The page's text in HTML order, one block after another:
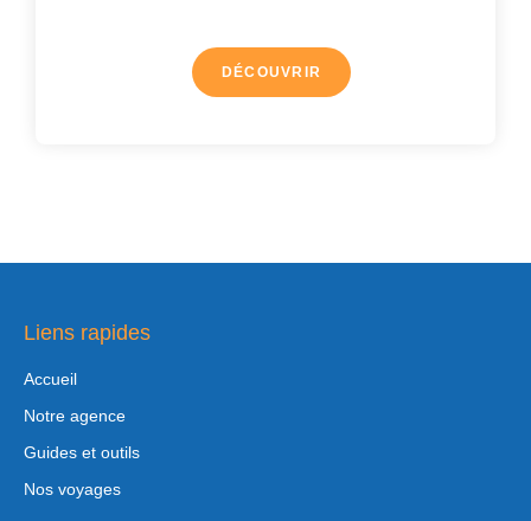
DÉCOUVRIR
Liens rapides
Accueil
Notre agence
Guides et outils
Nos voyages